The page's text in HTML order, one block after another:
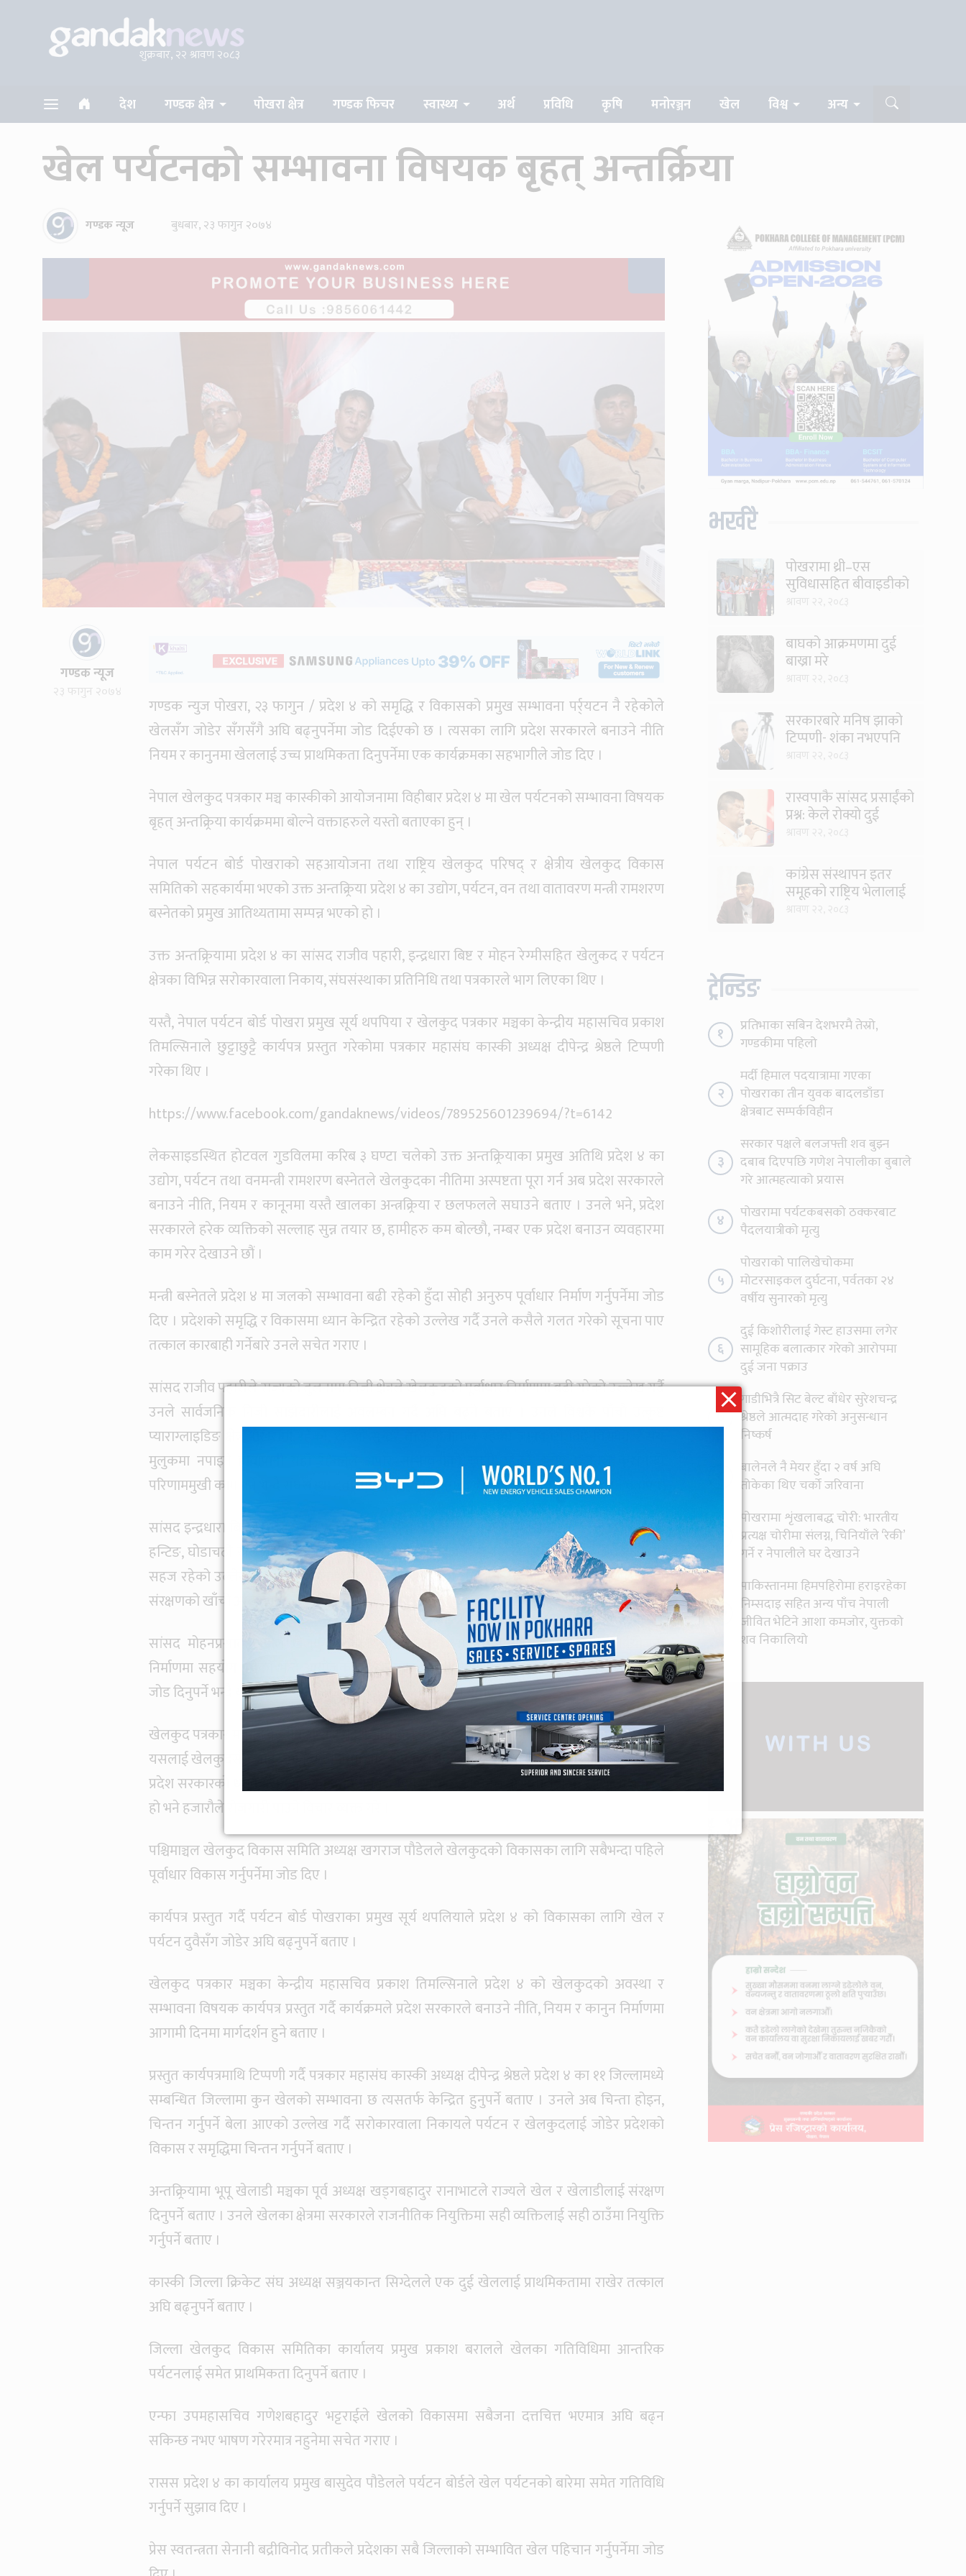
शुक्रबार, २२ श्रावण २०८३
देश गण्डक क्षेत्र पोखरा क्षेत्र गण्डक फिचर स्वास्थ्य अर्थ प्रविधि कृषि मनोरञ्जन खेल विश्व अन्य
खेल पर्यटनको सम्भावना विषयक बृहत् अन्तर्क्रिया
गण्डक न्यूज बुधबार, २३ फागुन २०७४
गण्डक न्यूज
२३ फागुन २०७४
गण्डक न्युज पोखरा, २३ फागुन / प्रदेश ४ को समृद्धि र विकासको प्रमुख सम्भावना पर्र्यटन नै रहेकोले
खेलसँग जोडेर सँगसँगै अघि बढ्नुपर्नेमा जोड दिईएको छ । त्यसका लागि प्रदेश सरकारले बनाउने नीति
नियम र कानुनमा खेललाई उच्च प्राथमिकता दिनुपर्नेमा एक कार्यक्रमका सहभागीले जोड दिए ।
नेपाल खेलकुद पत्रकार मञ्च कास्कीको आयोजनामा विहीबार प्रदेश ४ मा खेल पर्यटनको सम्भावना विषयक
बृहत् अन्तक्र्रिया कार्यक्रममा बोल्ने वक्ताहरुले यस्तो बताएका हुन् ।
नेपाल पर्यटन बोर्ड पोखराको सहआयोजना तथा राष्ट्रिय खेलकुद परिषद् र क्षेत्रीय खेलकुद विकास
समितिको सहकार्यमा भएको उक्त अन्तक्र्रिया प्रदेश ४ का उद्योग, पर्यटन, वन तथा वातावरण मन्त्री रामशरण
बस्नेतको प्रमुख आतिथ्यतामा सम्पन्न भएको हो ।
उक्त अन्तक्र्रियामा प्रदेश ४ का सांसद राजीव पहारी, इन्द्रधारा बिष्ट र मोहन रेग्मीसहित खेलुकद र पर्यटन
क्षेत्रका विभिन्न सरोकारवाला निकाय, संघसंस्थाका प्रतिनिधि तथा पत्रकारले भाग लिएका थिए ।
यस्तै, नेपाल पर्यटन बोर्ड पोखरा प्रमुख सूर्य थपपिया र खेलकुद पत्रकार मञ्चका केन्द्रीय महासचिव प्रकाश
तिमल्सिनाले छुट्टाछुट्टै कार्यपत्र प्रस्तुत गरेकोमा पत्रकार महासंघ कास्की अध्यक्ष दीपेन्द्र श्रेष्ठले टिप्पणी
गरेका थिए ।
https://www.facebook.com/gandaknews/videos/789525601239694/?t=6142
लेकसाइडस्थित होटवल गुडविलमा करिब ३ घण्टा चलेको उक्त अन्तक्र्रियाका प्रमुख अतिथि प्रदेश ४ का
उद्योग, पर्यटन तथा वनमन्त्री रामशरण बस्नेतले खेलकुदका नीतिमा अस्पष्टता पूरा गर्न अब प्रदेश सरकारले
बनाउने नीति, नियम र कानूनमा यस्तै खालका अन्त्रक्र्रिया र छलफलले सघाउने बताए । उनले भने, प्रदेश
सरकारले हरेक व्यक्तिको सल्लाह सुन्न तयार छ, हामीहरु कम बोल्छौ, नम्बर एक प्रदेश बनाउन व्यवहारमा
काम गरेर देखाउने छौं ।
मन्त्री बस्नेतले प्रदेश ४ मा जलको सम्भावना बढी रहेको हुँदा सोही अनुरुप पूर्वाधार निर्माण गर्नुपर्नेमा जोड
दिए । प्रदेशको समृद्धि र विकासमा ध्यान केन्द्रित रहेको उल्लेख गर्दै उनले कसैले गलत गरेको सूचना पाए
तत्काल कारबाही गर्नेबारे उनले सचेत गराए ।
सांसद राजीव पहारीले राज्यको तुलनामा निजी क्षेत्रले खेलकुदको पूर्वाधार निर्माणमा बढी गरेको उल्लेख गर्दै
उनले सार्वजनिक निजी साझेदारीलाई अवलम्बन गर्दै अघि बढ्ने बताए । उनले विश्वकै पाँचौ उत्कृष्ट
प्याराग्लाइडिङ क्षेत्र पोखरामा रहेको, १३ औं सुन्दर ताल फेवाताल रहेको जानकारी दिँदै विश्वका २ सय
मुलुकमा नपाइने हावापानी यहाँ रहेकोले अपार सम्भावनाको खानी रहेको बताए । उनले कुराभन्दा
परिणाममुखी काम गर्ने भन्दै संघसंस्था दर्ता प्रक्रियालाई झन्झटमुक्त बनाउनेतर्पm ध्यान केन्द्रित गर्ने बताए ।
सांसद इन्द्रधारा बिष्टले उत्तर र दक्षिण दुवैतर्फबाट हेर्दा पनि हिमाल देख्न सकिने प्रदेश ४ रहेको उल्लेख गर्दै
हन्टिङ, घोडाचढी खेल मुस्ताङ क्षेत्रमा बढी रहेको बताए । उनले हन्टिङ खेल गरेमा तत्काल व्यवस्थापनमा
सहज रहेको उल्लेख गरे । राम्रा खेलाडी उत्पादन भए पनि टिम राम्रो हुन नसकेको उल्लेख गर्दै खेलाडीको
संरक्षणको खाँचो औल्याए ।
सांसद मोहनप्रसाद रेग्मीले खेलकुद पत्रकार मञ्चले आयोजना गरेको अन्तक्र्रियाले भावी कार्ययोजना
निर्माणमा सहयोग पुगेको भन्दै आयोजकलाई धन्यवाद दिए । ग्रामीण तथा आधारभूत तहमै खेलकुदलाई
जोड दिनुपर्ने भन्दै यहाँ राष्ट्रिय गौरवको खेललाई व्यवस्थित गर्नुपर्ने बताए ।
खेलकुद पत्रकार मञ्चका केन्द्रीय अध्यक्ष महेश आचार्यले प्रदेश ४ ले विकास गर्ने भनेको पर्यटनबाट नै हो भन्दै
यसलाई खेलकुदसँग जोडेर अघि बढ्नुपर्नेमा जोड दिए । त्यसको लागि पहिलो शर्त पूर्वाधार निर्माण भएकोले
प्रदेश सरकारको ध्यान यसतर्पm केन्द्रित हुनुपर्ने उनको धारणा छ । उनले अस्पताल भन्दा रंगशाला बनाउने
हो भने हजारौले रोजगारी पाउने विचार व्यक्त गरे ।
पश्चिमाञ्चल खेलकुद विकास समिति अध्यक्ष खगराज पौडेलले खेलकुदको विकासका लागि सबैभन्दा पहिले
पूर्वाधार विकास गर्नुपर्नेमा जोड दिए ।
कार्यपत्र प्रस्तुत गर्दै पर्यटन बोर्ड पोखराका प्रमुख सूर्य थपलियाले प्रदेश ४ को विकासका लागि खेल र
पर्यटन दुवैसँग जोडेर अघि बढ्नुपर्ने बताए ।
खेलकुद पत्रकार मञ्चका केन्द्रीय महासचिव प्रकाश तिमल्सिनाले प्रदेश ४ को खेलकुदको अवस्था र
सम्भावना विषयक कार्यपत्र प्रस्तुत गर्दै कार्यक्रमले प्रदेश सरकारले बनाउने नीति, नियम र कानुन निर्माणमा
आगामी दिनमा मार्गदर्शन हुने बताए ।
प्रस्तुत कार्यपत्रमाथि टिप्पणी गर्दै पत्रकार महासंघ कास्की अध्यक्ष दीपेन्द्र श्रेष्ठले प्रदेश ४ का ११ जिल्लामध्ये
सम्बन्धित जिल्लामा कुन खेलको सम्भावना छ त्यसतर्फ केन्द्रित हुनुपर्ने बताए । उनले अब चिन्ता होइन,
चिन्तन गर्नुपर्ने बेला आएको उल्लेख गर्दै सरोकारवाला निकायले पर्यटन र खेलकुदलाई जोडेर प्रदेशको
विकास र समृद्धिमा चिन्तन गर्नुपर्ने बताए ।
अन्तक्र्रियामा भूपू खेलाडी मञ्चका पूर्व अध्यक्ष खड्गबहादुर रानाभाटले राज्यले खेल र खेलाडीलाई संरक्षण
दिनुपर्ने बताए । उनले खेलका क्षेत्रमा सरकारले राजनीतिक नियुक्तिमा सही व्यक्तिलाई सही ठाउँमा नियुक्ति
गर्नुपर्ने बताए ।
कास्की जिल्ला क्रिकेट संघ अध्यक्ष सञ्जयकान्त सिग्देलले एक दुई खेललाई प्राथमिकतामा राखेर तत्काल
अघि बढ्नुपर्ने बताए ।
जिल्ला खेलकुद विकास समितिका कार्यालय प्रमुख प्रकाश बरालले खेलका गतिविधिमा आन्तरिक
पर्यटनलाई समेत प्राथमिकता दिनुपर्ने बताए ।
एन्फा उपमहासचिव गणेशबहादुर भट्टराईले खेलको विकासमा सबैजना दत्तचित्त भएमात्र अघि बढ्न
सकिन्छ नभए भाषण गरेरमात्र नहुनेमा सचेत गराए ।
रासस प्रदेश ४ का कार्यालय प्रमुख बासुदेव पौडेलले पर्यटन बोर्डले खेल पर्यटनको बारेमा समेत गतिविधि
गर्नुपर्ने सुझाव दिए ।
प्रेस स्वतन्त्रता सेनानी बद्रीविनोद प्रतीकले प्रदेशका सबै जिल्लाको सम्भावित खेल पहिचान गर्नुपर्नेमा जोड
भर्खरै
पोखरामा थ्री–एस
सुविधासहित बीवाइडीको
बाघको आक्रमणमा दुई
बाख्रा मरे
सरकारबारे मनिष झाको
टिप्पणी- शंका नभएपनि
रास्वपाकै सांसद प्रसाईंको
प्रश्न: केले रोक्यो दुई
कांग्रेस संस्थापन इतर
समूहको राष्ट्रिय भेलालाई
ट्रेन्डिङ
१
प्रतिभाका सबिन देशभरमै तेस्रो,
गण्डकीमा पहिलो
२
मर्दी हिमाल पदयात्रामा गएका
पोखराका तीन युवक बादलडाँडा
क्षेत्रबाट सम्पर्कविहीन
३
सरकार पक्षले बलजफ्ती शव बुझ्न
दबाब दिएपछि गणेश नेपालीका बुबाले
गरे आत्महत्याको प्रयास
४
पोखरामा पर्यटकबसको ठक्करबाट
पैदलयात्रीको मृत्यु
५
पोखराको पालिखेचोकमा
मोटरसाइकल दुर्घटना, पर्वतका २४
वर्षीय सुनारको मृत्यु
६
दुई किशोरीलाई गेस्ट हाउसमा लगेर
सामूहिक बलात्कार गरेको आरोपमा
दुई जना पक्राउ
७
गाडीभित्रै सिट बेल्ट बाँधेर सुरेशचन्द्र
श्रेष्ठले आत्मदाह गरेको अनुसन्धान
निष्कर्ष
बालेनले नै मेयर हुँदा २ वर्ष अघि
तोकेका थिए चर्को जरिवाना
९
पोखरामा शृंखलाबद्ध चोरी: भारतीय
प्रत्यक्ष चोरीमा संलग्न, चिनियाँले ‘रेकी’
गर्ने र नेपालीले घर देखाउने
१०
पाकिस्तानमा हिमपहिरोमा हराइरहेका
निम्सदाइ सहित अन्य पाँच नेपाली
जीवित भेटिने आशा कमजोर, युक्तको
शव निकालियो